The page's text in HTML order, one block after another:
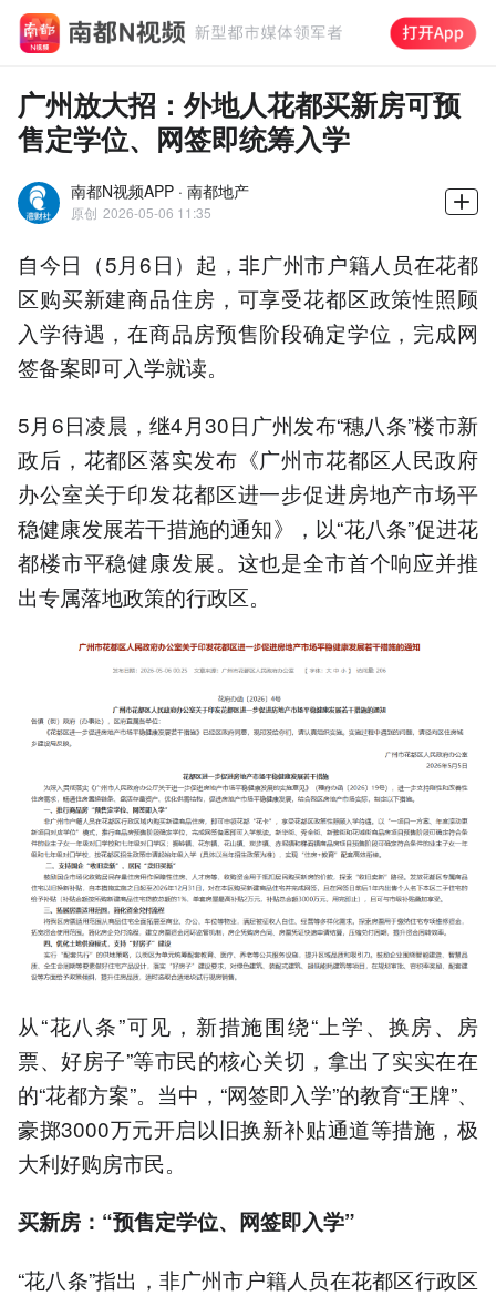
广州放大招：外地人花都买新房可预
售定学位、网签即统筹入学
南都N视频APP · 南都地产
原创 2026-05-06 11:35
自今日（5月6日）起，非广州市户籍人员在花都
区购买新建商品住房，可享受花都区政策性照顾
入学待遇，在商品房预售阶段确定学位，完成网
签备案即可入学就读。
5月6日凌晨，继4月30日广州发布“穗八条”楼市新
政后，花都区落实发布《广州市花都区人民政府
办公室关于印发花都区进一步促进房地产市场平
稳健康发展若干措施的通知》，以“花八条”促进花
都楼市平稳健康发展。这也是全市首个响应并推
出专属落地政策的行政区。
从“花八条”可见，新措施围绕“上学、换房、房
票、好房子”等市民的核心关切，拿出了实实在在
的“花都方案”。当中，“网签即入学”的教育“王牌”、
豪掷3000万元开启以旧换新补贴通道等措施，极
大利好购房市民。
买新房： “预售定学位、网签即入学”
“花八条”指出，非广州市户籍人员在花都区行政区